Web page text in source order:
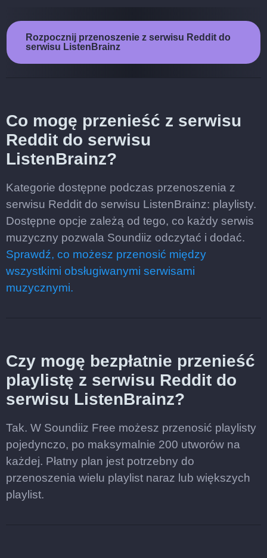
Rozpocznij przenoszenie z serwisu Reddit do
serwisu ListenBrainz
Co mogę przenieść z serwisu
Reddit do serwisu
ListenBrainz?
Kategorie dostępne podczas przenoszenia z
serwisu Reddit do serwisu ListenBrainz: playlisty.
Dostępne opcje zależą od tego, co każdy serwis
muzyczny pozwala Soundiiz odczytać i dodać.
Sprawdź, co możesz przenosić między
wszystkimi obsługiwanymi serwisami
muzycznymi.
Czy mogę bezpłatnie przenieść
playlistę z serwisu Reddit do
serwisu ListenBrainz?
Tak. W Soundiiz Free możesz przenosić playlisty
pojedynczo, po maksymalnie 200 utworów na
każdej. Płatny plan jest potrzebny do
przenoszenia wielu playlist naraz lub większych
playlist.